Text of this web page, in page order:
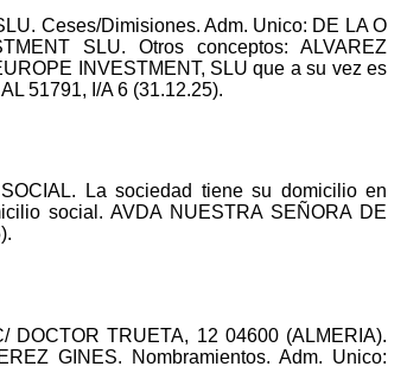
Ceses/Dimisiones. Adm. Unico: DE LA O
SLU. Otros conceptos: ALVAREZ
INVESTMENT, SLU que a su vez es
51791, I/A 6 (31.12.25).
La sociedad tiene su domicilio en
social. AVDA NUESTRA SEÑORA DE
DOCTOR TRUETA, 12 04600 (ALMERIA).
GINES. Nombramientos. Adm. Unico: